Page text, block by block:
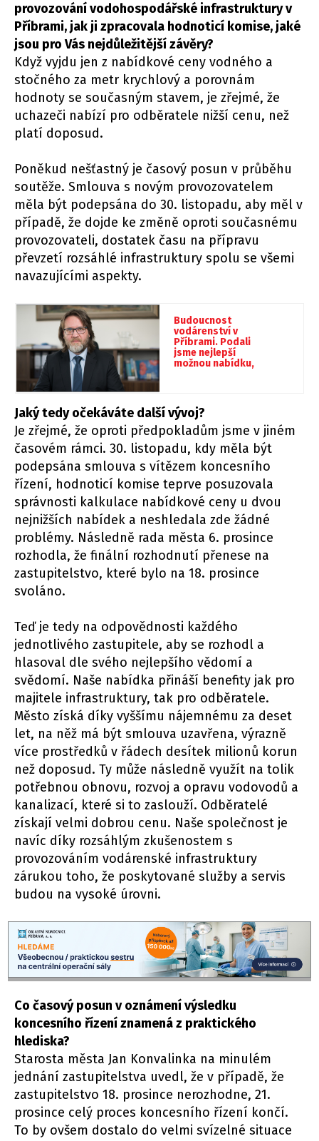
provozování vodohospodářské infrastruktury v
Příbrami, jak ji zpracovala hodnoticí komise, jaké
jsou pro Vás nejdůležitější závěry?
Když vyjdu jen z nabídkové ceny vodného a
stočného za metr krychlový a porovnám
hodnoty se současným stavem, je zřejmé, že
uchazeči nabízí pro odběratele nižší cenu, než
platí doposud.
Poněkud nešťastný je časový posun v průběhu
soutěže. Smlouva s novým provozovatelem
měla být podepsána do 30. listopadu, aby měl v
případě, že dojde ke změně oproti současnému
provozovateli, dostatek času na přípravu
převzetí rozsáhlé infrastruktury spolu se všemi
navazujícími aspekty.
Budoucnost
vodárenství v
Příbrami. Podali
jsme nejlepší
možnou nabídku,
Pšenička
Jaký tedy očekáváte další vývoj?
Je zřejmé, že oproti předpokladům jsme v jiném
časovém rámci. 30. listopadu, kdy měla být
podepsána smlouva s vítězem koncesního
řízení, hodnoticí komise teprve posuzovala
správnosti kalkulace nabídkové ceny u dvou
nejnižších nabídek a neshledala zde žádné
problémy. Následně rada města 6. prosince
rozhodla, že finální rozhodnutí přenese na
zastupitelstvo, které bylo na 18. prosince
svoláno.
Teď je tedy na odpovědnosti každého
jednotlivého zastupitele, aby se rozhodl a
hlasoval dle svého nejlepšího vědomí a
svědomí. Naše nabídka přináší benefity jak pro
majitele infrastruktury, tak pro odběratele.
Město získá díky vyššímu nájemnému za deset
let, na něž má být smlouva uzavřena, výrazně
více prostředků v řádech desítek milionů korun
než doposud. Ty může následně využít na tolik
potřebnou obnovu, rozvoj a opravu vodovodů a
kanalizací, které si to zaslouží. Odběratelé
získají velmi dobrou cenu. Naše společnost je
navíc díky rozsáhlým zkušenostem s
provozováním vodárenské infrastruktury
zárukou toho, že poskytované služby a servis
budou na vysoké úrovni.
Co časový posun v oznámení výsledku
koncesního řízení znamená z praktického
hlediska?
Starosta města Jan Konvalinka na minulém
jednání zastupitelstva uvedl, že v případě, že
zastupitelstvo 18. prosince nerozhodne, 21.
prosince celý proces koncesního řízení končí.
To by ovšem dostalo do velmi svízelné situace